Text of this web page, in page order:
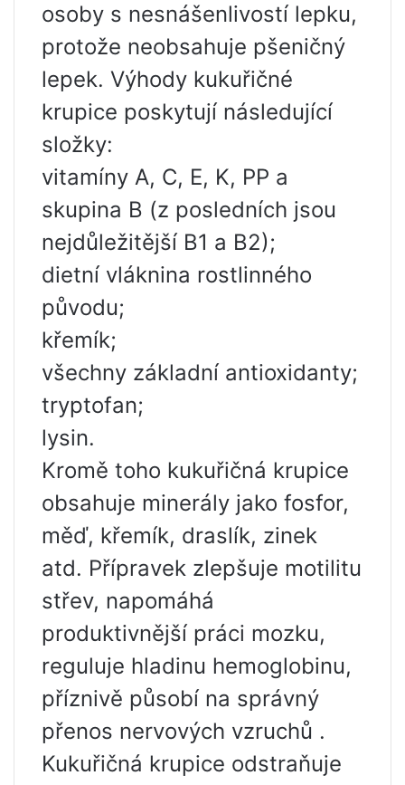
osoby s nesnášenlivostí lepku,
protože neobsahuje pšeničný
lepek. Výhody kukuřičné
krupice poskytují následující
složky:
vitamíny A, C, E, K, PP a
skupina B (z posledních jsou
nejdůležitější B1 a B2);
dietní vláknina rostlinného
původu;
křemík;
všechny základní antioxidanty;
tryptofan;
lysin.
Kromě toho kukuřičná krupice
obsahuje minerály jako fosfor,
měď, křemík, draslík, zinek
atd. Přípravek zlepšuje motilitu
střev, napomáhá
produktivnější práci mozku,
reguluje hladinu hemoglobinu,
příznivě působí na správný
přenos nervových vzruchů .
Kukuřičná krupice odstraňuje